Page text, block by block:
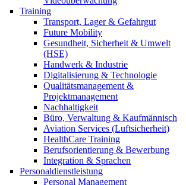
Training
Transport, Lager & Gefahrgut
Future Mobility
Gesundheit, Sicherheit & Umwelt
(HSE)
Handwerk & Industrie
Digitalisierung & Technologie
Qualitätsmanagement &
Projektmanagement
Nachhaltigkeit
Büro, Verwaltung & Kaufmännisch
Aviation Services (Luftsicherheit)
HealthCare Training
Berufsorientierung & Bewerbung
Integration & Sprachen
Personaldienstleistung
Personal Management